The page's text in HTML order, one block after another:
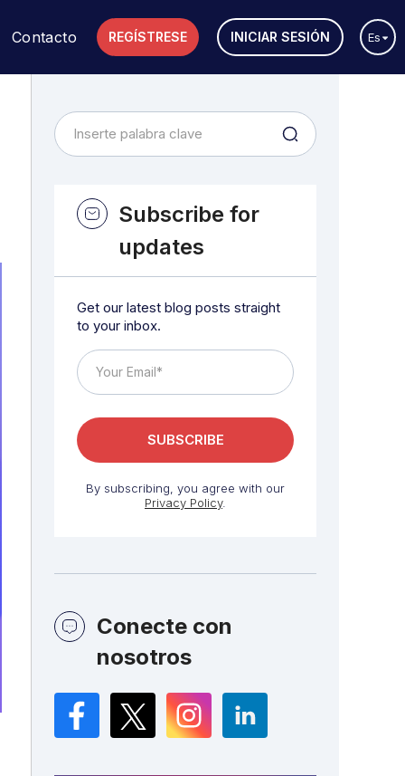
REGÍSTRESE INICIAR SESIÓN Es
Contacto
Subscribe for
updates
Get our latest blog posts straight
to your inbox.
By subscribing, you agree with our
Privacy Policy.
Conecte con
nosotros
Facebook
TwitterInstagramLinkedIn